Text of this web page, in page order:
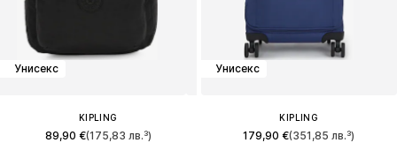
Унисекс
KIPLING
89,90 €(175,83 лв.³)
Унисекс
KIPLING
179,90 €(351,85 лв.³)